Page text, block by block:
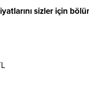
sizler için